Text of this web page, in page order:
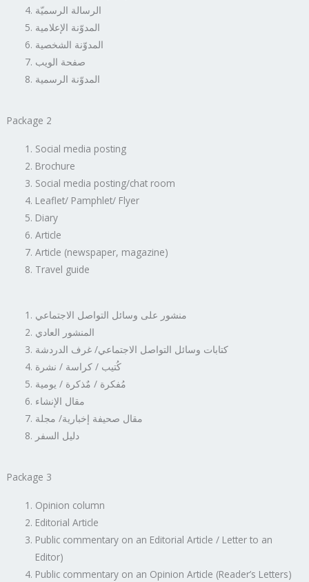
الرسالة الرسميّة
المدوّنة الإعلامية
المدوّنة الشخصية
صفحة الويب
المدوّنة الرسمية
Package 2
Social media posting
Brochure
Social media posting/chat room
Leaflet/ Pamphlet/ Flyer
Diary
Article
Article (newspaper, magazine)
Travel guide
منشور على وسائل التواصل الاجتماعي
المنشور العادي
كتابات وسائل التواصل الاجتماعي/ غرف الدردشة
كُتيب / كراسة / نشرة
مُفكرة / مٌذكرة / يومية
مقال الإنشاء
مقال صحيفة إخبارية/ مجلة
دليل السفر
Package 3
Opinion column
Editorial Article
Public commentary on an Editorial Article / Letter to an
Editor)
Public commentary on an Opinion Article (Reader’s Letters)